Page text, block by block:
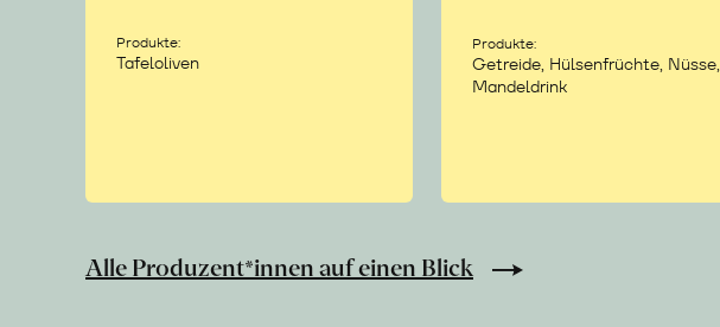
Produkte:
Tafeloliven
Produkte:
Getreide, Hülsenfrüchte, Nüsse,
Mandeldrink
Alle Produzent*innen auf einen Blick